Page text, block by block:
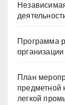
Программа
План
предметной
легкой